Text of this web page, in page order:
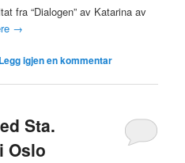
fra “Dialogen” av Katarina av
→
Legg igjen en kommentar
Sta.
Oslo